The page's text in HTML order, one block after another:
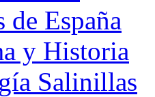
de España
y Historia
Salinillas